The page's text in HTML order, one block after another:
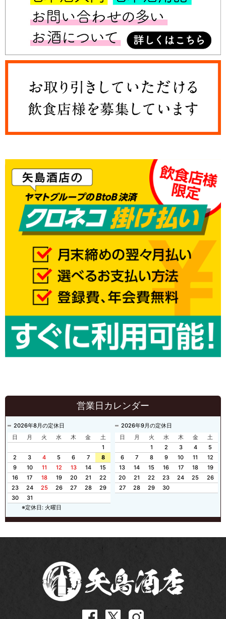
営業日カレンダー
2026年8月の定休日
日
月 火 水 木 金
土
1
2
3 4 5 6 7
8
9
10 11 12 13 14
15
16
17 18 19 20 21
22
23
24 25 26 27 28
29
30
31
2026年9月の定休日
日
月 火 水 木 金
土
1
2 3 4
5
6
7 8 9 10 11
12
13
14 15 16 17 18
19
20
21 22 23 24 25
26
27
28 29 30
※定休日: 火曜日